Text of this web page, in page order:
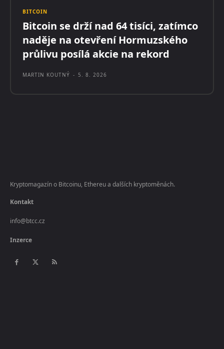
BITCOIN
Bitcoin se drží nad 64 tisíci, zatímco
naděje na otevření Hormuzského
průlivu posílá akcie na rekord
MARTIN KOUTNÝ - 5. 8. 2026
Kryptomagazín o Bitcoinu, Ethereu a dalších kryptoměnách.
Kontakt
info@btcc.cz
Inzerce